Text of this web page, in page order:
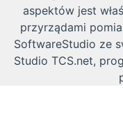
aspektów jest
przyrządami
SoftwareStudio ze
Studio TCS.net,